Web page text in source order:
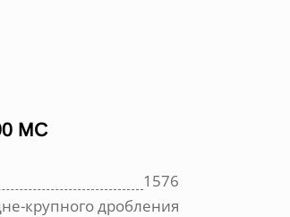
MC
1576
крупного дробления